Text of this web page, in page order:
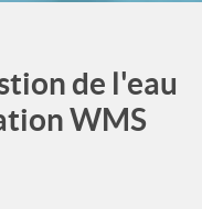
de l'eau
WMS